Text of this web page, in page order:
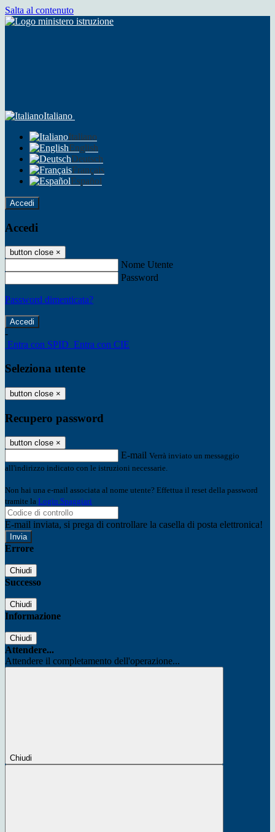
Salta al contenuto
Italiano
Italiano
English
Deutsch
Français
Español
Accedi
Accedi
button close ×
Nome Utente
Password
Password dimenticata?
-
Entra con SPID Entra con CIE
Seleziona utente
button close ×
Recupero password
button close ×
E-mail Verrà inviato un messaggio
all'indirizzo indicato con le istruzioni necessarie.
Non hai una e-mail associata al nome utente? Effettua il reset della password
tramite la Login Spaggiari
E-mail inviata, si prega di controllare la casella di posta elettronica!
Errore
Chiudi
Successo
Chiudi
Informazione
Chiudi
Attendere...
Attendere il completamento dell'operazione...
Chiudi